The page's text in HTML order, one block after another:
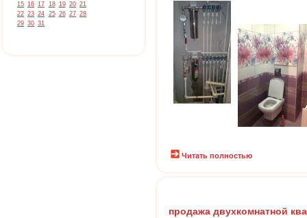
15 16 17 18 19 20 21
22 23 24 25 26 27 28
29 30 31
Читать полностью
продажа двухкомнатной